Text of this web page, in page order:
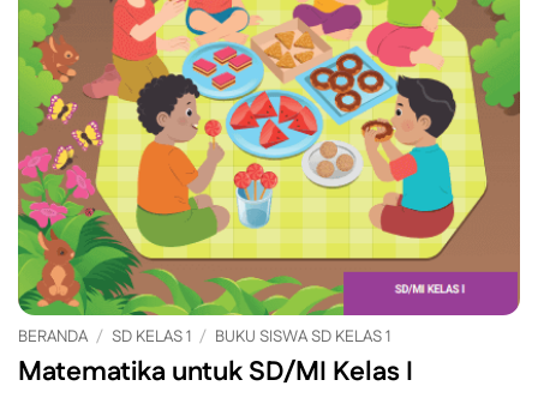
BERANDA / SD KELAS 1 / BUKU SISWA SD KELAS 1
Matematika untuk SD/MI Kelas I